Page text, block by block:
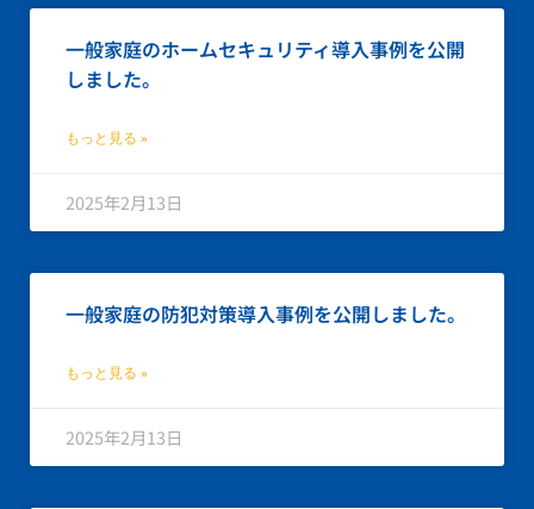
一般家庭のホームセキュリティ導入事例を公開
しました。
もっと見る »
2025年2月13日
一般家庭の防犯対策導入事例を公開しました。
もっと見る »
2025年2月13日